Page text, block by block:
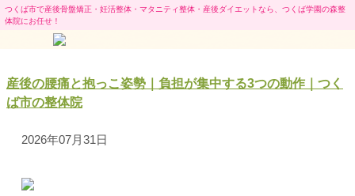
つくば市で産後骨盤矯正・妊活整体・マタニティ整体・産後ダイエットなら、つくば学園の森整
体院にお任せ！
産後の腰痛と抱っこ姿勢｜負担が集中する3つの動作｜つく
ば市の整体院
2026年07月31日